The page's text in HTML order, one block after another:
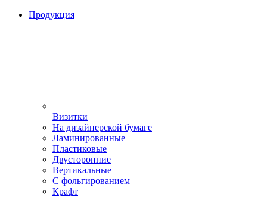
Продукция
Визитки
На дизайнерской бумаге
Ламинированные
Пластиковые
Двусторонние
Вертикальные
С фольгированием
Крафт